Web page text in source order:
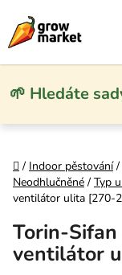
🌱 Hledáte
Domů
/ Indoor pěstování /
Neodhlučněné / Typ
ventilátor ulita [270-
Torin-
ventilátor